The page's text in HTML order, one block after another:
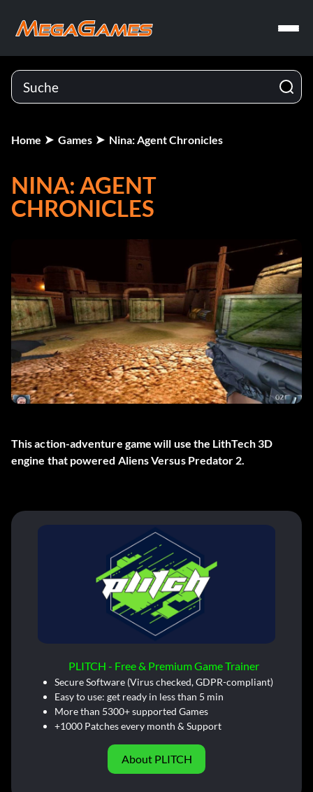
Home Games Nina: Agent Chronicles
NINA: AGENT
CHRONICLES
This action-adventure game will use the LithTech 3D
engine that powered Aliens Versus Predator 2.
PLITCH - Free & Premium Game Trainer
Secure Software (Virus checked, GDPR-compliant)
Easy to use: get ready in less than 5 min
More than 5300+ supported Games
+1000 Patches every month & Support
About PLITCH